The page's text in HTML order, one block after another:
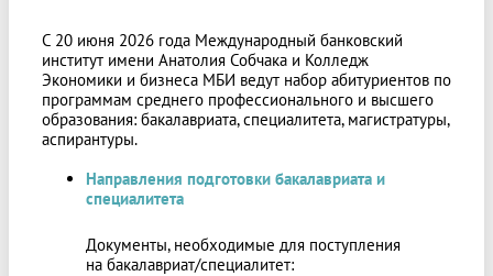
С 20 июня 2026 года Международный банковский
институт имени Анатолия Собчака и Колледж
Экономики и бизнеса МБИ ведут набор абитуриентов по
программам среднего профессионального и высшего
образования: бакалавриата, специалитета, магистратуры,
аспирантуры.
Направления подготовки бакалавриата и
специалитета
Документы, необходимые для поступления
на бакалавриат/специалитет: